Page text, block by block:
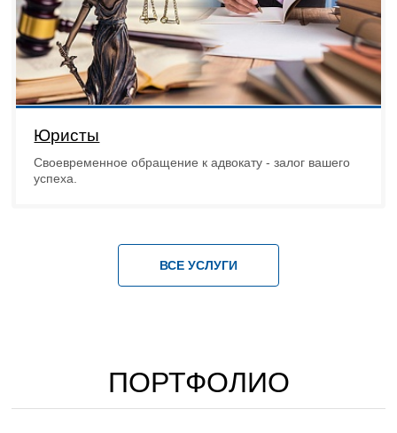
Юристы
Своевременное обращение к адвокату - залог вашего
успеха.
ВСЕ УСЛУГИ
ПОРТФОЛИО